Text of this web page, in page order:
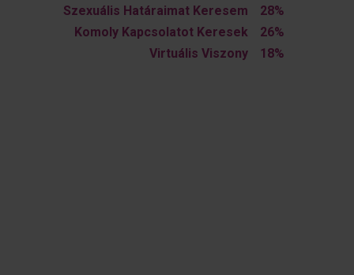
Szexuális Határaimat Keresem
28%
Komoly Kapcsolatot Keresek
26%
Virtuális Viszony
18%